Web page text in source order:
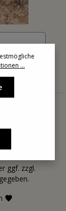
ggf. zzgl.
...